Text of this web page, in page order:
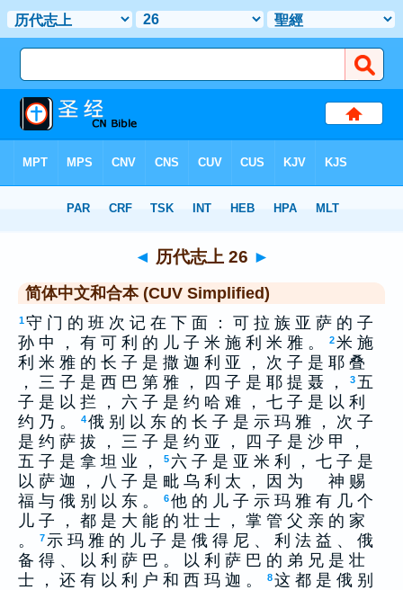
> 历代志上 26
◄ 历代志上 26 ►
简体中文和合本 (CUV Simplified)
1守 门 的 班 次 记 在 下 面 ： 可 拉 族 亚 萨 的 子
孙 中 ， 有 可 利 的 儿 子 米 施 利 米 雅 。
2米 施
利 米 雅 的 长 子 是 撒 迦 利 亚 ， 次 子 是 耶 叠
， 三 子 是 西 巴 第 雅 ， 四 子 是 耶 提 聂 ，
3五
子 是 以 拦 ， 六 子 是 约 哈 难 ， 七 子 是 以 利
约 乃 。
4俄 别 以 东 的 长 子 是 示 玛 雅 ， 次 子
是 约 萨 拔 ， 三 子 是 约 亚 ， 四 子 是 沙 甲 ，
五 子 是 拿 坦 业 ，
5 六 子 是 亚 米 利 ， 七 子 是
以 萨 迦 ， 八 子 是 毗 乌 利 太 ， 因 为 神 赐
福 与 俄 别 以 东 。
6他 的 儿 子 示 玛 雅 有 几 个
儿 子 ， 都 是 大 能 的 壮 士 ， 掌 管 父 亲 的 家
。
7示 玛 雅 的 儿 子 是 俄 得 尼 、 利 法 益 、 俄
备 得 、 以 利 萨 巴 。 以 利 萨 巴 的 弟 兄 是 壮
士 ， 还 有 以 利 户 和 西 玛 迦 。
8这 都 是 俄 别